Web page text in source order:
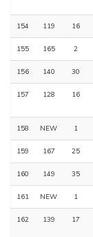
154 119 16
155 165 2
156 140 30
157 128 16
158 NEW 1
159 167 25
160 149 35
161 NEW 1
162 139 17